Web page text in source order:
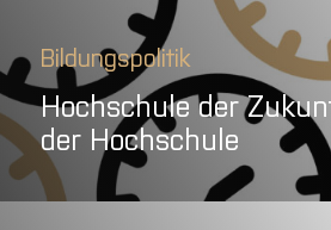
Bildungspolitik
Hochschule der
der Hochschule